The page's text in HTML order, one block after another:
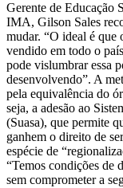
Gerente de Educação
IMA, Gilson Sales
mudar. “O ideal é que
vendido em todo o
pode vislumbrar essa
desenvolvendo”. A
pela equivalência do
seja, a adesão ao
(Suasa), que permite
ganhem o direito de
espécie de
“Temos condições de
sem comprometer a